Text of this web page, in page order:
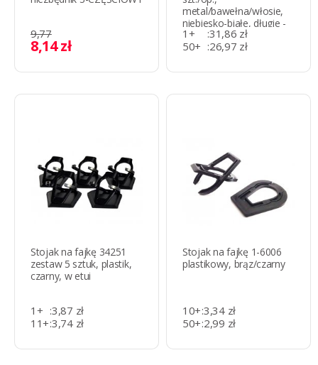
9,77
8,14 zł
metal/bawełna/włosie,
niebiesko-białe, długie -
30 cm.
1+ :31,86 zł
50+ :26,97 zł
Stojak na fajkę 34251
zestaw 5 sztuk, plastik,
czarny, w etui
1+ :3,87 zł
11+:3,74 zł
Stojak na fajkę 1-6006
plastikowy, brąz/czarny
10+:3,34 zł
50+:2,99 zł